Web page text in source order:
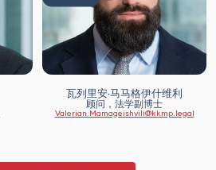
瓦列里安·马马格伊什维利
顾问，法学副博士
Valerian.Mamageishvili@kkmp.legal